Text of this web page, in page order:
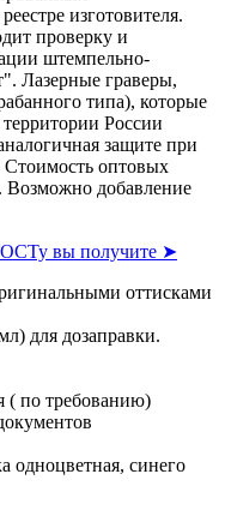
изготовителя.
проверку и
штемпельно-
Лазерные граверы,
типа), которые
России
защите при
Стоимость оптовых
Возможно добавление
вы получите ➤
оттисками
для дозаправки.
( по требованию)
синего